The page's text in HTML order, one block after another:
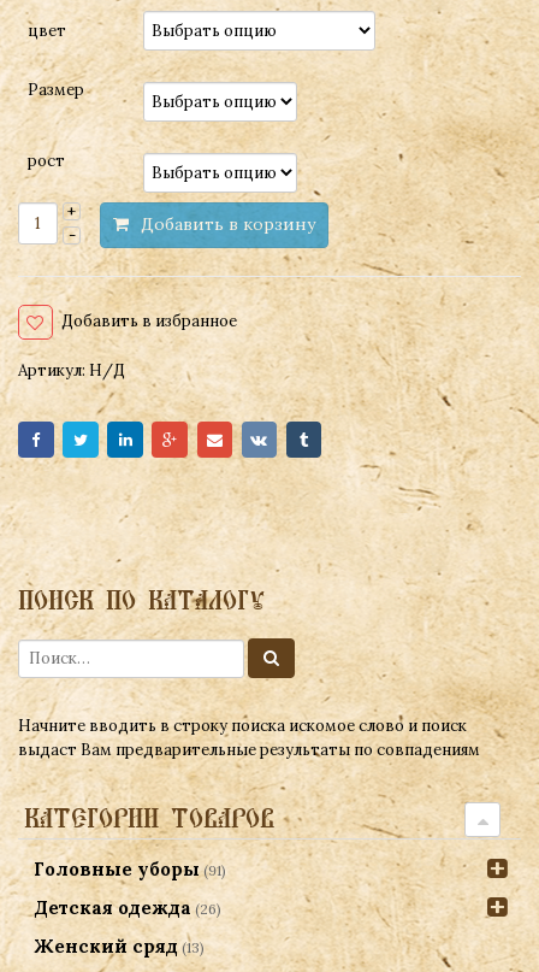
цвет
Размер
рост
Добавить в корзину
Добавить в избранное
Артикул: Н/Д
ПОИСК ПО КАТАЛОГУ
Начните вводить в строку поиска искомое слово и поиск
выдаст Вам предварительные результаты по совпадениям
КАТЕГОРИИ ТОВАРОВ
Головные уборы (91)
Детская одежда (26)
Женский сряд (13)